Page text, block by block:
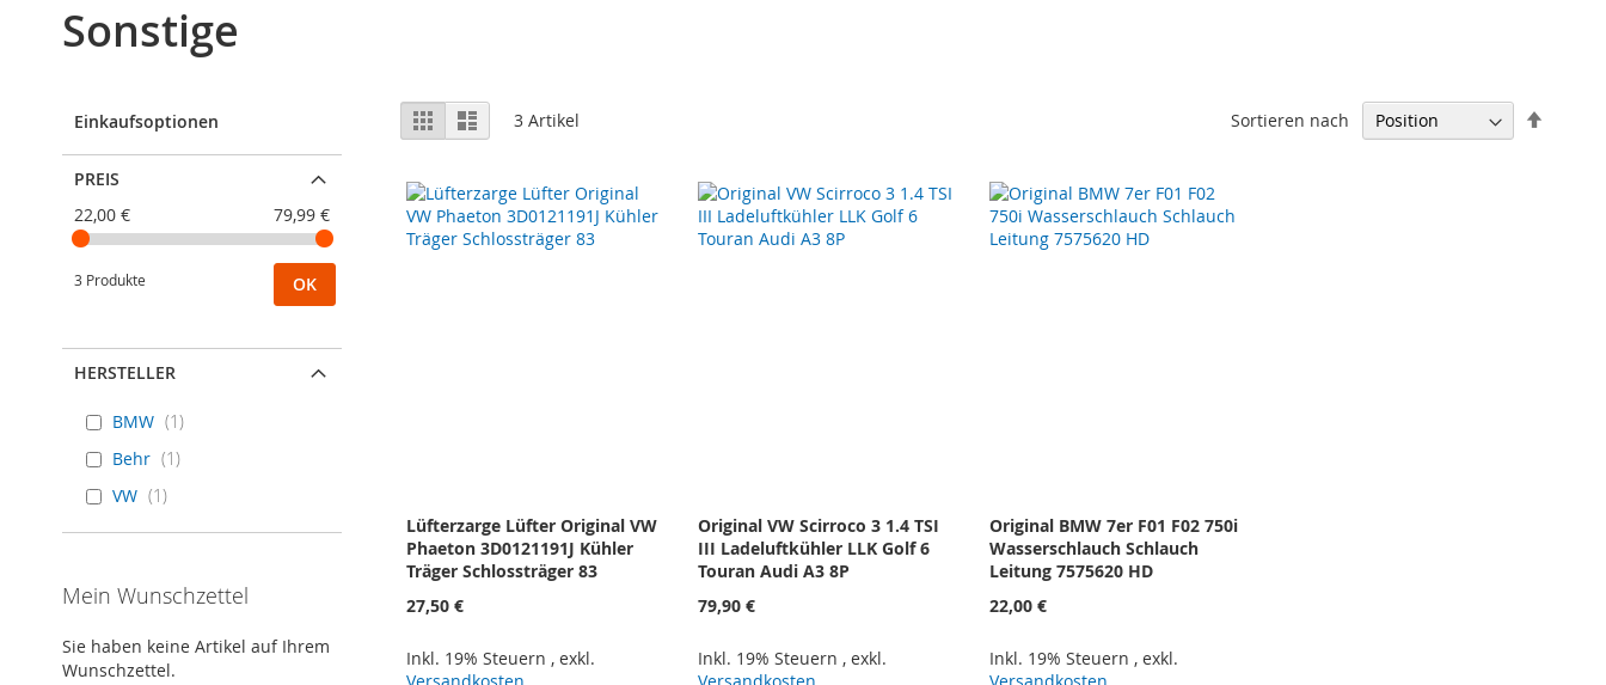
Sonstige
Ansicht
als
RasterListe 3 Artikel Sortieren nach
Lüfterzarge Lüfter Original VW
Phaeton 3D0121191J Kühler
Träger Schlossträger 83
27,50 €
Inkl. 19% Steuern , exkl.
Original VW Scirroco 3 1.4 TSI
III Ladeluftkühler LLK Golf 6
Touran Audi A3 8P
79,90 €
Inkl. 19% Steuern , exkl.
Original BMW 7er F01 F02 750i
Wasserschlauch Schlauch
Leitung 7575620 HD
22,00 €
Inkl. 19% Steuern , exkl.
Einkaufsoptionen
PREIS
22,00 €
79,99 €
3 Produkte OK
HERSTELLER
BMW
1
Behr
1
VW
1
Mein Wunschzettel
Sie haben keine Artikel auf Ihrem
Wunschzettel.